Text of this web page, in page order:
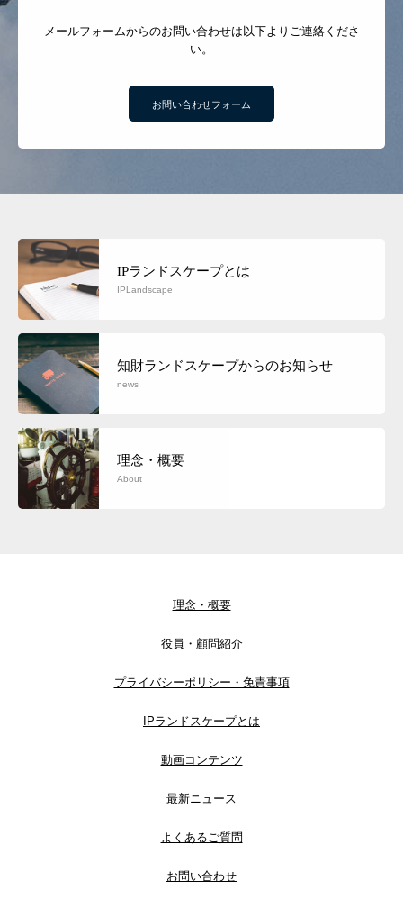
メールフォームからのお問い合わせは以下よりご連絡くださ
い。
お問い合わせフォーム
IPランドスケープとは
IPLandscape
知財ランドスケープからのお知らせ
news
理念・概要
About
理念・概要
役員・顧問紹介
プライバシーポリシー・免責事項
IPランドスケープとは
動画コンテンツ
最新ニュース
よくあるご質問
お問い合わせ